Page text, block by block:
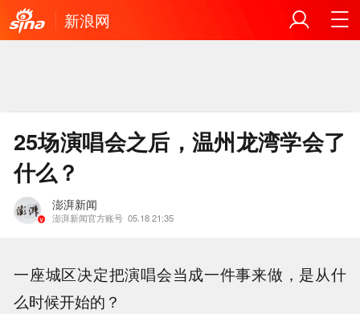
新浪网
25场演唱会之后，温州龙湾学会了
什么？
澎湃新闻
澎湃新闻官方账号 05.18 21:35
一座城区决定把演唱会当成一件事来做，是从什
么时候开始的？